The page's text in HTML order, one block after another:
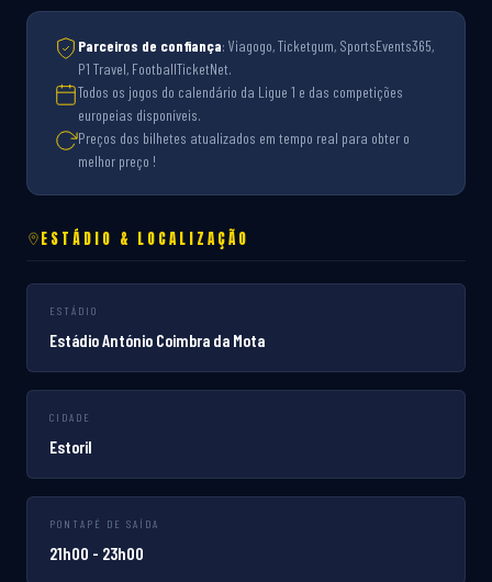
Parceiros de confiança: Viagogo, Ticketgum, SportsEvents365,
P1 Travel, FootballTicketNet.
Todos os jogos do calendário da Ligue 1 e das competições
europeias disponíveis.
Preços dos bilhetes atualizados em tempo real para obter o
melhor preço !
ESTÁDIO & LOCALIZAÇÃO
ESTÁDIO
Estádio António Coimbra da Mota
CIDADE
Estoril
PONTAPÉ DE SAÍDA
21h00 - 23h00